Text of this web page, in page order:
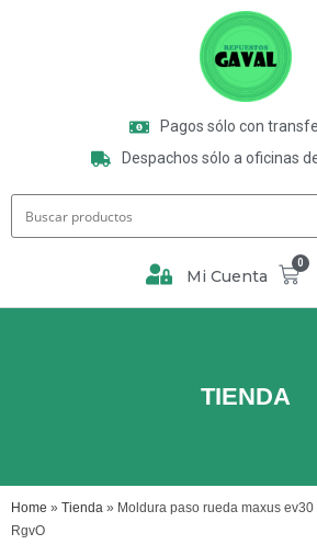
Pagos sólo con
Despachos sólo a oficinas
Mi Cuenta
0
TIENDA
Home » Tienda » Moldura paso rueda maxus
RgvO